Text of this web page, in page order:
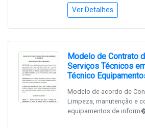
Ver Detalhes
Modelo de Contrato
Serviços Técnicos
Técnico
Modelo de acordo de
Limpeza, manutenção e
equipamentos de